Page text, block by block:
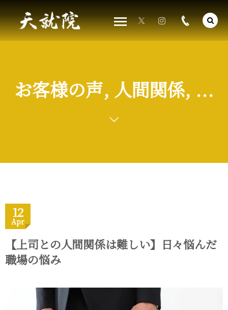
お客様の声, 人間関係, ...
12
Apr
【上司との人間関係は難しい】日々悩んだ
職場の悩み